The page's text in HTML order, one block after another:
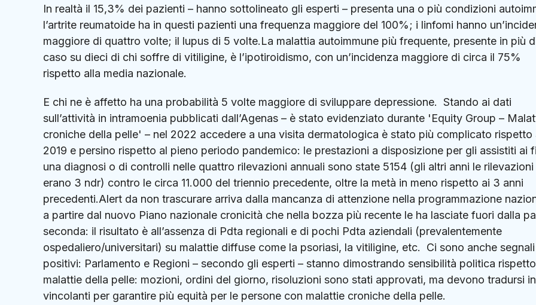
In realtà il 15,3% dei pazienti – hanno sottolineato gli esperti – presenta una o più condizioni
l’artrite reumatoide ha in questi pazienti una frequenza maggiore del 100%; i linfomi hanno
maggiore di quattro volte; il lupus di 5 volte.La malattia autoimmune più frequente, presente in più
caso su dieci di chi soffre di vitiligine, è l’ipotiroidismo, con un’incidenza maggiore di circa il 75%
rispetto alla media nazionale.
E chi ne è affetto ha una probabilità 5 volte maggiore di sviluppare depressione. Stando ai dati
sull’attività in intramoenia pubblicati dall’Agenas – è stato evidenziato durante 'Equity Group –
croniche della pelle' – nel 2022 accedere a una visita dermatologica è stato più complicato rispetto
2019 e persino rispetto al pieno periodo pandemico: le prestazioni a disposizione per gli assistiti ai
una diagnosi o di controlli nelle quattro rilevazioni annuali sono state 5154 (gli altri anni le rilevazioni
erano 3 ndr) contro le circa 11.000 del triennio precedente, oltre la metà in meno rispetto ai 3 anni
precedenti.Alert da non trascurare arriva dalla mancanza di attenzione nella programmazione
a partire dal nuovo Piano nazionale cronicità che nella bozza più recente le ha lasciate fuori dalla
seconda: il risultato è all’assenza di Pdta regionali e di pochi Pdta aziendali (prevalentemente
ospedaliero/universitari) su malattie diffuse come la psoriasi, la vitiligine, etc. Ci sono anche segnali
positivi: Parlamento e Regioni – secondo gli esperti – stanno dimostrando sensibilità politica
malattie della pelle: mozioni, ordini del giorno, risoluzioni sono stati approvati, ma devono tradursi
vincolanti per garantire più equità per le persone con malattie croniche della pelle.